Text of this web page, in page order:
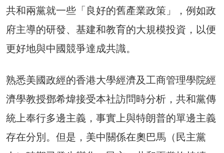
共和兩黨就一些「良好的舊產業政策」，例如政
府主導的研發、基建和教育的大規模投資，以便
更好地與中國競爭達成共識。
熟悉美國政經的香港大學經濟及工商管理學院經
濟學教授鄧希煒接受本社訪問時分析，共和黨傳
統上奉行多邊主義，事實上與特朗普的單邊主義
存在分別。但是，美中關係在奧巴馬（民主黨